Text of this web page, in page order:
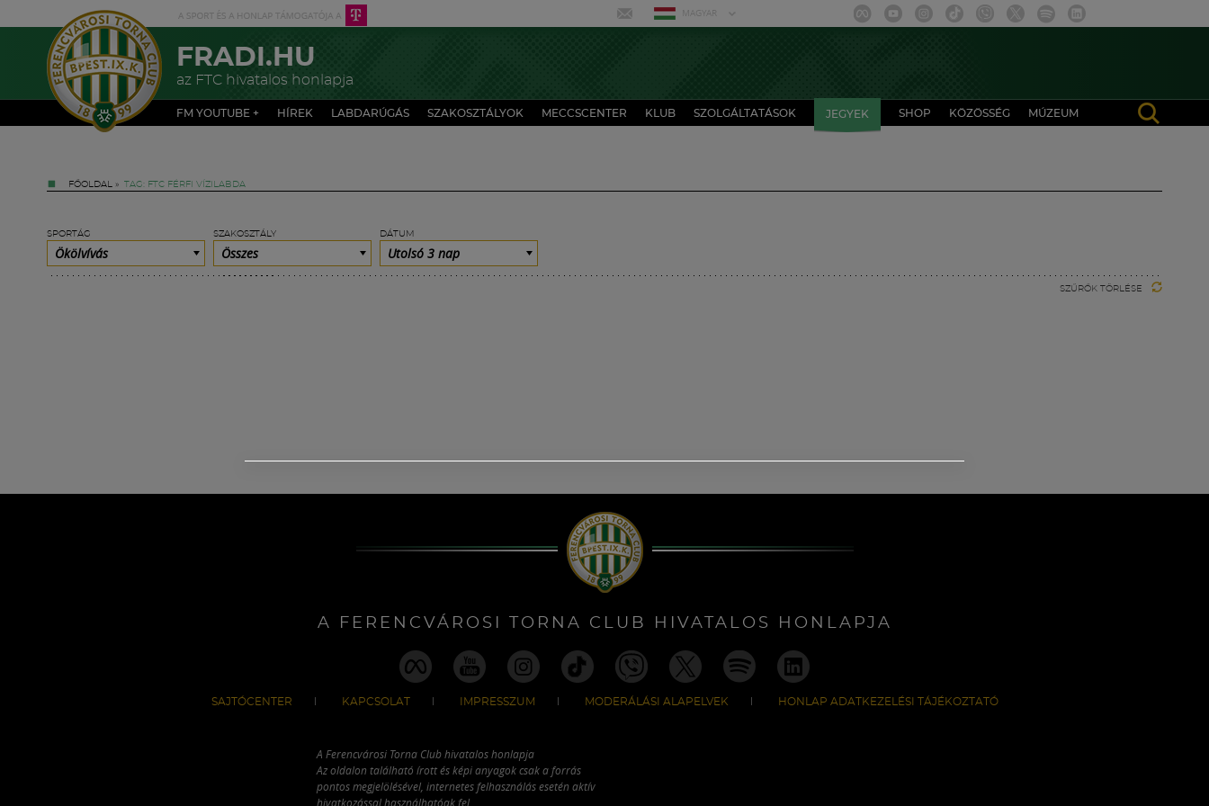
MAGYAR
FRADI.HU
az FTC hivatalos honlapja
FM YOUTUBE + HÍREK LABDARÚGÁS SZAKOSZTÁLYOK MECCSCENTER KLUB SZOLGÁLTATÁSOK JEGYEK SHOP KÖZÖSSÉG MÚZEUM
FŐOLDAL » TAG: FTC FÉRFI VÍZILABDA
SPORTÁG
Ökölvívás
SZAKOSZTÁLY
Összes
DÁTUM
Utolsó 3 nap
SZŰRŐK TÖRLÉSE
A FERENCVÁROSI TORNA CLUB HIVATALOS HONLAPJA
SAJTÓCENTER KAPCSOLAT IMPRESSZUM MODERÁLÁSI ALAPELVEK HONLAP ADATKEZELÉSI TÁJÉKOZTATÓ
A Ferencvárosi Torna Club hivatalos honlapja
Az oldalon található írott és képi anyagok csak a forrás
pontos megjelölésével, internetes felhasználás esetén aktív
hivatkozással használhatóak fel.